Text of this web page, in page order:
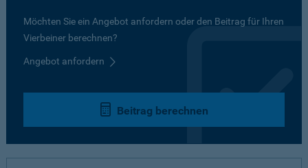
Möchten Sie ein Angebot anfordern oder den Beitrag für Ihren
Vierbeiner berechnen?
Angebot anfordern
Beitrag berechnen